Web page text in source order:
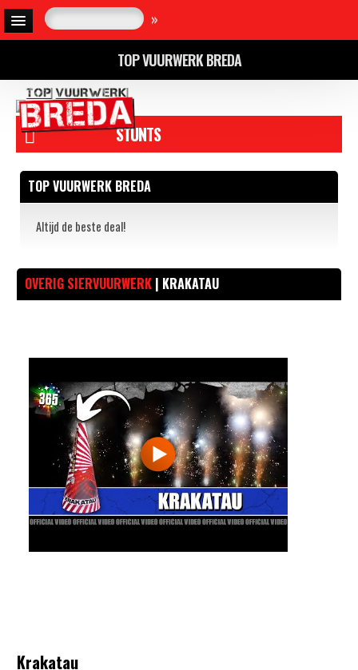
»
TOP VUURWERK BREDA
STUNTS
TOP VUURWERK BREDA
Altijd de beste deal!
OVERIG SIERVUURWERK | KRAKATAU
Krakatau